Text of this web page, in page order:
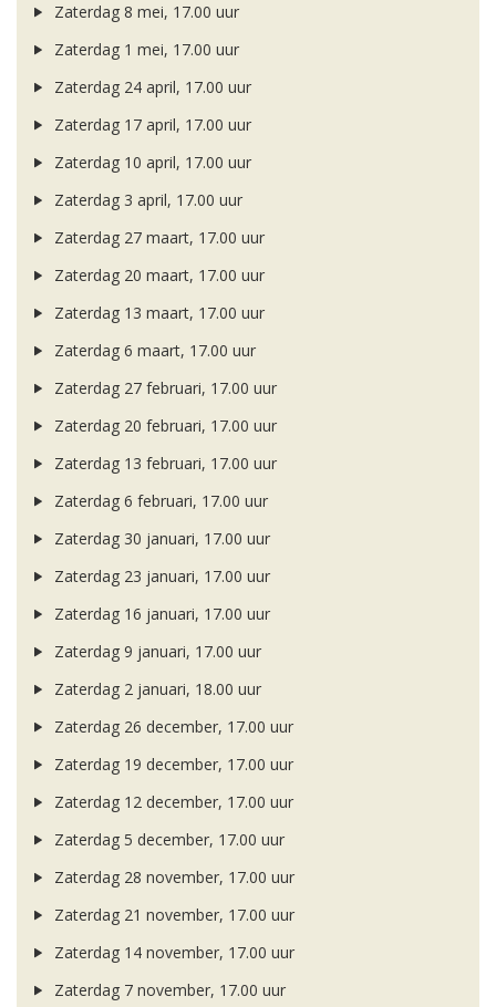
Zaterdag 8 mei, 17.00 uur
Zaterdag 1 mei, 17.00 uur
Zaterdag 24 april, 17.00 uur
Zaterdag 17 april, 17.00 uur
Zaterdag 10 april, 17.00 uur
Zaterdag 3 april, 17.00 uur
Zaterdag 27 maart, 17.00 uur
Zaterdag 20 maart, 17.00 uur
Zaterdag 13 maart, 17.00 uur
Zaterdag 6 maart, 17.00 uur
Zaterdag 27 februari, 17.00 uur
Zaterdag 20 februari, 17.00 uur
Zaterdag 13 februari, 17.00 uur
Zaterdag 6 februari, 17.00 uur
Zaterdag 30 januari, 17.00 uur
Zaterdag 23 januari, 17.00 uur
Zaterdag 16 januari, 17.00 uur
Zaterdag 9 januari, 17.00 uur
Zaterdag 2 januari, 18.00 uur
Zaterdag 26 december, 17.00 uur
Zaterdag 19 december, 17.00 uur
Zaterdag 12 december, 17.00 uur
Zaterdag 5 december, 17.00 uur
Zaterdag 28 november, 17.00 uur
Zaterdag 21 november, 17.00 uur
Zaterdag 14 november, 17.00 uur
Zaterdag 7 november, 17.00 uur